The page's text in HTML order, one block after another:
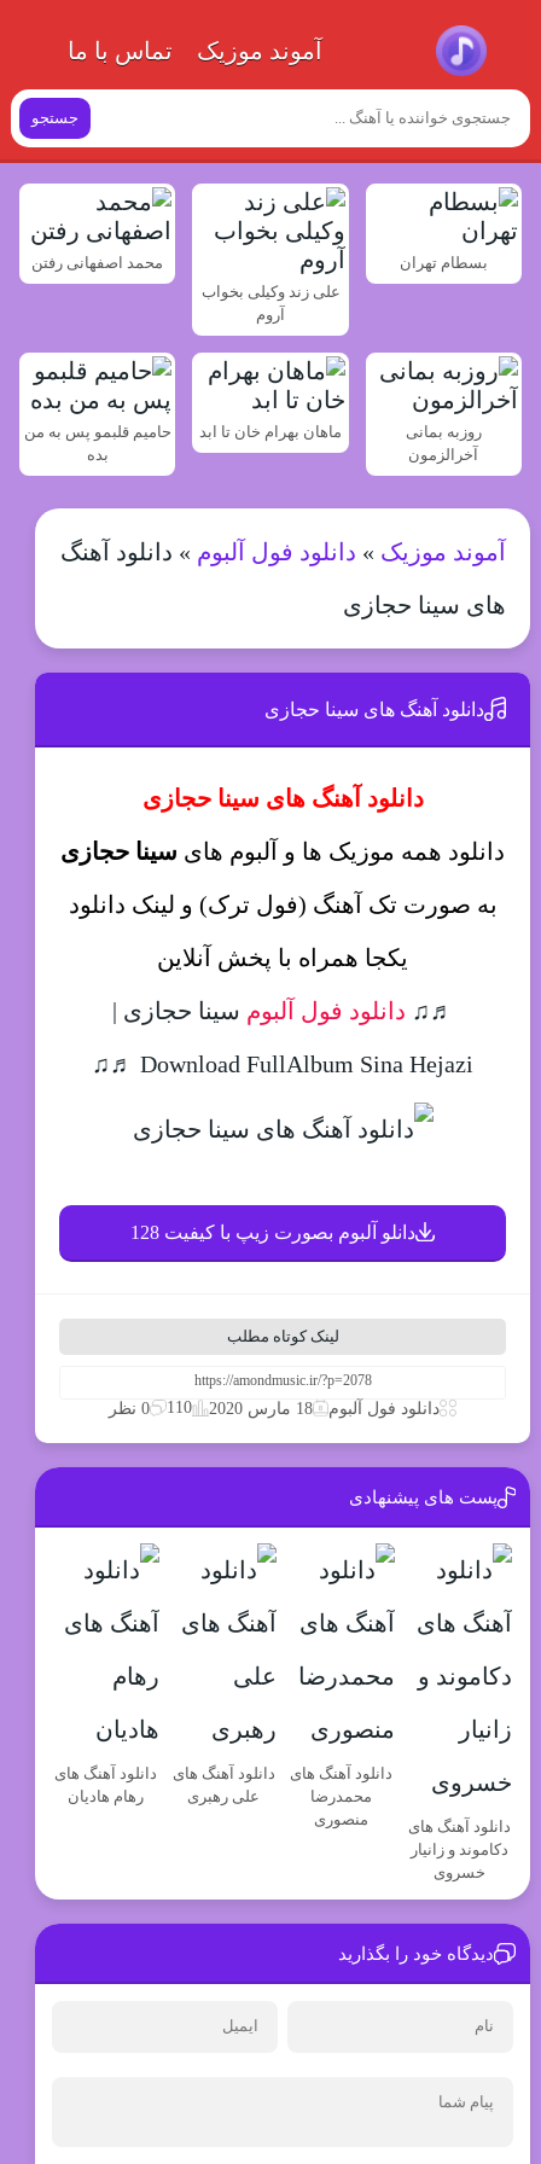
آموند موزیک تماس با ما
جستجو
بسطام تهران
علی زند وکیلی بخواب
آروم
محمد اصفهانی رفتن
روزبه بمانی
آخرالزمون
ماهان بهرام خان تا ابد
حامیم قلبمو پس به من
بده
آموند موزیک » دانلود فول آلبوم » دانلود آهنگ
های سینا حجازی
دانلود آهنگ های سینا حجازی
دانلود آهنگ های سینا حجازی
دانلود همه موزیک ها و آلبوم های سینا حجازی
به صورت تک آهنگ (فول ترک) و لینک دانلود
یکجا همراه با پخش آنلاین
♬♫ دانلود فول آلبوم سینا حجازی |
Download FullAlbum Sina Hejazi ♬♫
دانلو آلبوم بصورت زیپ با کیفیت 128
لینک کوتاه مطلب
دانلود فول آلبوم 18 مارس 2020 110 0 نظر
پست های پیشنهادی
دانلود آهنگ های
دکاموند و زانیار
خسروی
دانلود آهنگ های
محمدرضا
منصوری
دانلود آهنگ های
علی رهبری
دانلود آهنگ های
رهام هادیان
دیدگاه خود را بگذارید